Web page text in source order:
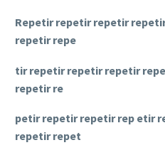
Repetir repetir repetir
repetir repe
tir repetir repetir repetir
repetir re
petir repetir repetir rep etir
repetir repet